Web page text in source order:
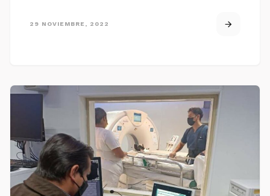
29 NOVIEMBRE, 2022